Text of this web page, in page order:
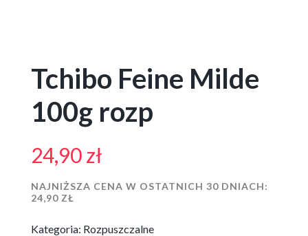
Tchibo Feine Milde
100g rozp
24,90zł
NAJNIŻSZA CENA W OSTATNICH 30 DNIACH:
24,90 ZŁ
Kategoria: Rozpuszczalne